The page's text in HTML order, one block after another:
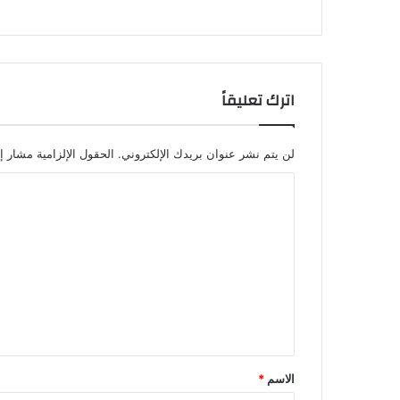
اترك تعليقاً
لن يتم نشر عنوان بريدك الإلكتروني. الحقول الإلزامية مشار
*
الاسم *